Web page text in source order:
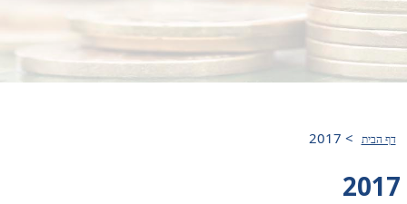
דף הבית >
2017
2017